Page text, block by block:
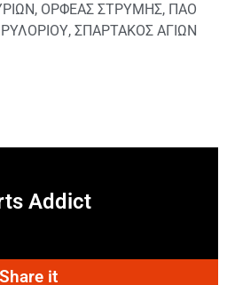
, ΟΡΦΕΑΣ ΣΤΡΥΜΗΣ, ΠΑΟ
, ΣΠΑΡΤΑΚΟΣ ΑΓΙΩΝ
Addict
Share it